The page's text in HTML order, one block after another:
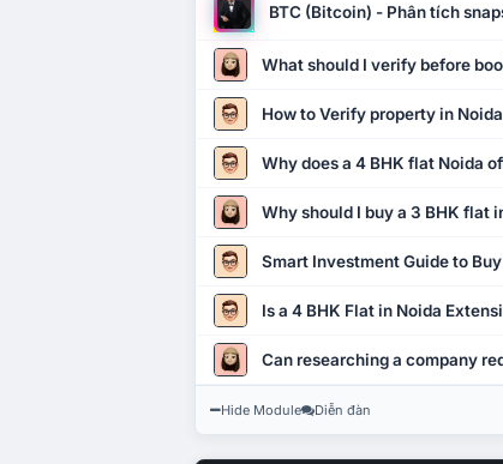
BTC (Bitcoin) - Phân tích
What should I verify before
How to Verify property in
Why does a 4 BHK flat Noida
Why should I buy a 3 BHK flat
Smart Investment Guide to
Is a 4 BHK Flat in Noida
Can researching a company
Hide Module Diễn đàn